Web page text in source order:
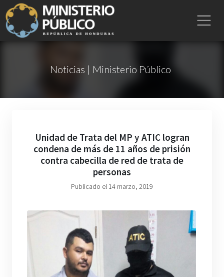
Noticias | Ministerio Público
Unidad de Trata del MP y ATIC logran
condena de más de 11 años de prisión
contra cabecilla de red de trata de
personas
Publicado el 14 marzo, 2019